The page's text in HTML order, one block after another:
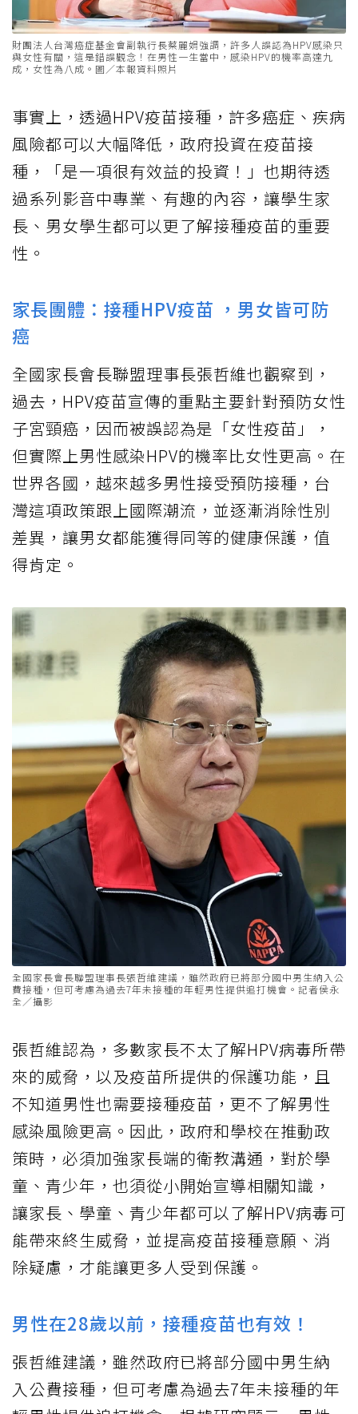
財團法人台灣癌症基金會副執行長蔡麗娟強調，許多人誤認為HPV感染只
與女性有關，這是錯誤觀念！在男性一生當中，感染HPV的機率高達九
成，女性為八成。圖／本報資料照片
事實上，透過HPV疫苗接種，許多癌症、疾病
風險都可以大幅降低，政府投資在疫苗接
種，「是一項很有效益的投資！」也期待透
過系列影音中專業、有趣的內容，讓學生家
長、男女學生都可以更了解接種疫苗的重要
性。
家長團體：接種HPV疫苗 ，男女皆可防
癌
全國家長會長聯盟理事長張哲維也觀察到，
過去，HPV疫苗宣傳的重點主要針對預防女性
子宮頸癌，因而被誤認為是「女性疫苗」，
但實際上男性感染HPV的機率比女性更高。在
世界各國，越來越多男性接受預防接種，台
灣這項政策跟上國際潮流，並逐漸消除性別
差異，讓男女都能獲得同等的健康保護，值
得肯定。
全國家長會長聯盟理事長張哲維建議，雖然政府已將部分國中男生納入公
費接種，但可考慮為過去7年未接種的年輕男性提供追打機會。記者侯永
全／攝影
張哲維認為，多數家長不太了解HPV病毒所帶
來的威脅，以及疫苗所提供的保護功能，且
不知道男性也需要接種疫苗，更不了解男性
感染風險更高。因此，政府和學校在推動政
策時，必須加強家長端的衛教溝通，對於學
童、青少年，也須從小開始宣導相關知識，
讓家長、學童、青少年都可以了解HPV病毒可
能帶來終生威脅，並提高疫苗接種意願、消
除疑慮，才能讓更多人受到保護。
男性在28歲以前，接種疫苗也有效！
張哲維建議，雖然政府已將部分國中男生納
入公費接種，但可考慮為過去7年未接種的年